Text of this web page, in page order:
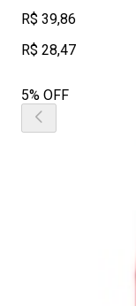
R$ 39,86
R$ 28,47
5% OFF